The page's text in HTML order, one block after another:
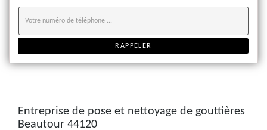
Entreprise de pose et nettoyage de gouttières
Beautour 44120